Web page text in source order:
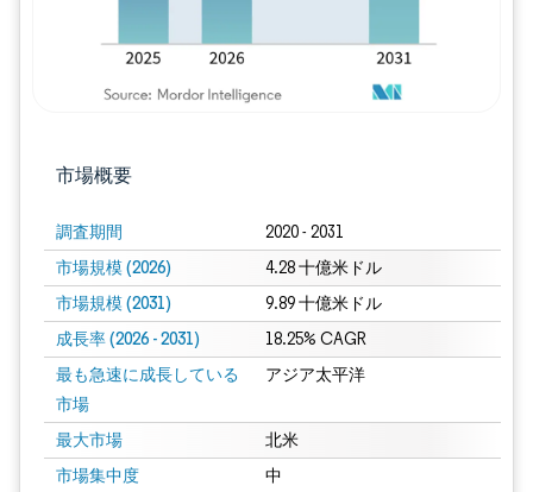
市場概要
調査期間 2020 - 2031
市場規模 (2026) 4.28 十億米ドル
市場規模 (2031) 9.89 十億米ドル
成長率 (2026 - 2031) 18.25% CAGR
最も急速に成長している
市場
アジア太平洋
最大市場 北米
市場集中度 中